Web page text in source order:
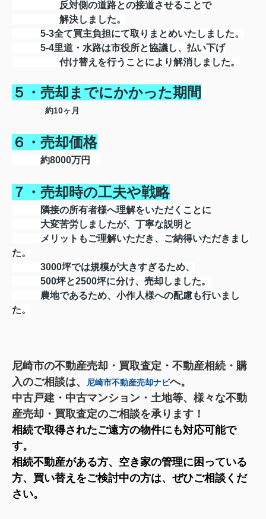
反対側の道路との接道させることで
解決しました。
5-3全て買主負担にて取りまとめいたしました。
5-4里道・水路は市役所と協議し、払い下げ
付け替えを行うことにより解消しました。
５・売却までにかかった期間
約10ヶ月
６・売却価格
約8000万円
７・売却時の工夫や戦略
隣接の所有者様へ理解をいただくことに
大変苦労しましたが、丁寧な説明と
メリットもご理解いただき、ご納得いただきまし
た。
3000坪では規模が大きすぎるため、
500坪と2500坪に分け、売却しました。
農地であるため、小作人様への配慮も行いまし
た。
尼崎市の不動産売却・買取査定・不動産相続・購
入のご相談は、
尼崎市不動産売却ナビへ。
中古戸建・中古マンション・土地等、様々な不動
産売却・買取査定のご相談を承ります！
相続で取得されたご遠方の物件にも対応可能で
す。
相続不動産がある方、空き家の管理に困っている
方、買い替えをご検討中の方は、ぜひご相談くだ
さい。